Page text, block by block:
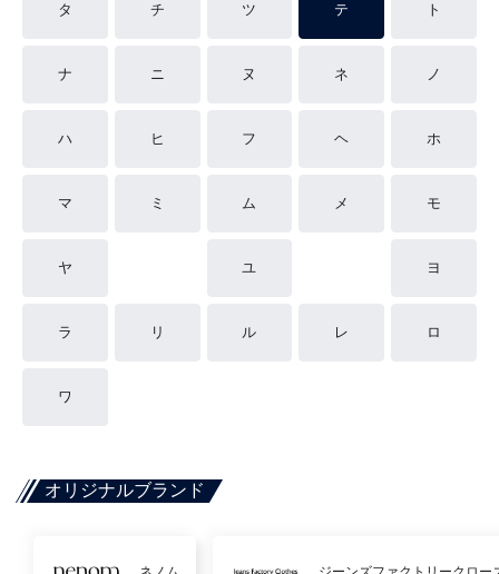
タ チ ツ テ ト
ナ ニ ヌ ネ ノ
ハ ヒ フ ヘ ホ
マ ミ ム メ モ
ヤ ユ ヨ
ラ リ ル レ ロ
ワ
オリジナルブランド